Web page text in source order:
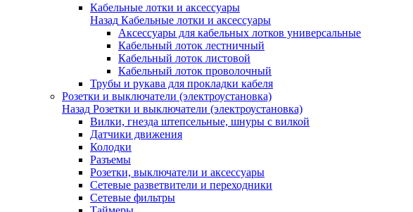
Кабельные лотки и аксессуары
Назад Кабельные лотки и аксессуары
Аксессуары для кабельных лотков универсальные
Кабельный лоток лестничный
Кабельный лоток листовой
Кабельный лоток проволочный
Трубы и рукава для прокладки кабеля
Розетки и выключатели (электроустановка)
Назад Розетки и выключатели (электроустановка)
Вилки, гнезда штепсельные, шнуры с вилкой
Датчики движения
Колодки
Разъемы
Розетки, выключатели и аксессуары
Сетевые разветвители и переходники
Сетевые фильтры